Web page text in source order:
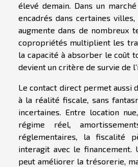
élevé demain. Dans un
encadrés dans certaines
augmente dans de nombreux
copropriétés multiplient les
la capacité à absorber le coût
devient un critère de survie de
Le contact direct permet aussi
à la réalité fiscale, sans
incertaines. Entre location
régime réel,
réglementaires, la fiscalité
interagit avec le financement.
peut améliorer la trésorerie,